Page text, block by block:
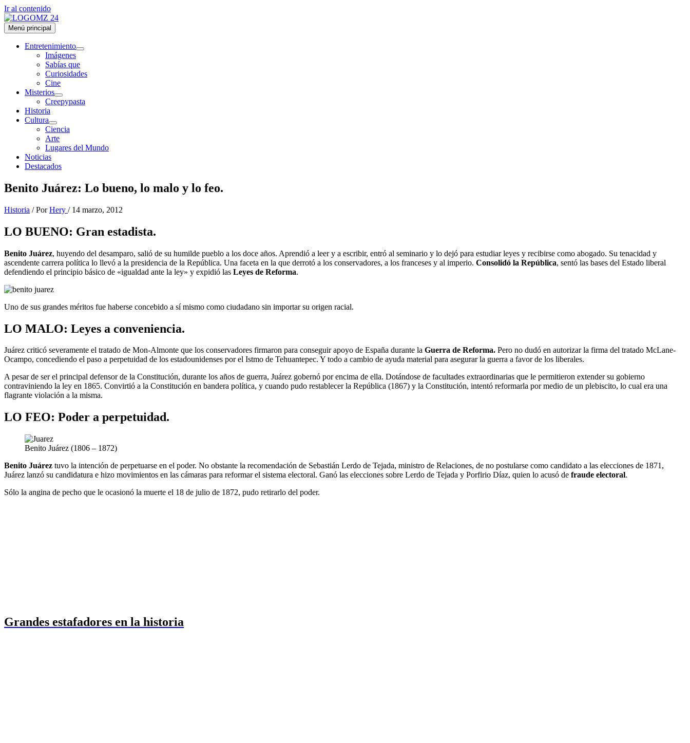
Ir al contenido
Menú principal
Entretenimiento
Imágenes
Sabías que
Curiosidades
Cine
Misterios
Creepypasta
Historia
Cultura
Ciencia
Arte
Lugares del Mundo
Noticias
Destacados
Benito Juárez: Lo bueno, lo malo y lo feo.
Historia / PorHery / 14 marzo, 2012
LO BUENO: Gran estadista.
Benito Juárez, huyendo del desamparo, salió de su humilde pueblo a los doce años. Aprendió a leer y a escribir, entró al seminario y lo dejó para estudiar leyes y recibirse como abogado. Su tenacidad y
ascendente carrera política lo llevó a la presidencia de la República. Una faceta en la que derrotó a los conservadores, a los franceses y al imperio. Consolidó la República, sentó las bases del Estado liberal
defendiendo el principio básico de «igualdad ante la ley» y expidió las Leyes de Reforma.
Uno de sus grandes méritos fue haberse concebido a sí mismo como ciudadano sin importar su origen racial.
LO MALO: Leyes a conveniencia.
Juárez criticó severamente el tratado de Mon-Almonte que los conservadores firmaron para conseguir apoyo de España durante la Guerra de Reforma. Pero no dudó en autorizar la firma del tratado McLane-
Ocampo, concediendo el paso a perpetuidad de los estadounidenses por el Istmo de Tehuantepec. Y todo a cambio de ayuda material para asegurar la guerra a favor de los liberales.
A pesar de ser el principal defensor de la Constitución, durante los años de guerra, Juárez gobernó por encima de ella. Dotándose de facultades extraordinarias que le permitieron extender su gobierno
contraviniendo la ley en 1865. Convirtió a la Constitución en bandera política, y cuando pudo restablecer la República (1867) y la Constitución, intentó reformarla por medio de un plebiscito, lo cual era una
flagrante violación a la misma.
LO FEO: Poder a perpetuidad.
Benito Juárez (1806 – 1872)
Benito Juárez tuvo la intención de perpetuarse en el poder. No obstante la recomendación de Sebastián Lerdo de Tejada, ministro de Relaciones, de no postularse como candidato a las elecciones de 1871,
Juárez lanzó su candidatura e hizo movimientos en las cámaras para reformar el sistema electoral. Ganó las elecciones sobre Lerdo de Tejada y Porfirio Díaz, quien lo acusó de fraude electoral.
Sólo la angina de pecho que le ocasionó la muerte el 18 de julio de 1872, pudo retirarlo del poder.
Grandes estafadores en la historia